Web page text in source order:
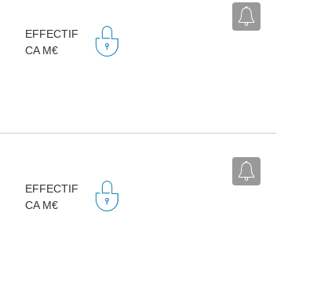
EFFECTIF
CA M€
EFFECTIF
CA M€